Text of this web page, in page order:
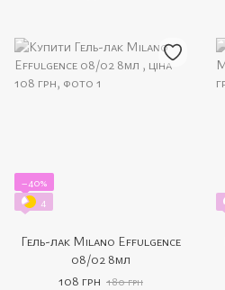
−40%
4
Гель-лак Milano Effulgence
08/02 8мл
108 грн 180 грн